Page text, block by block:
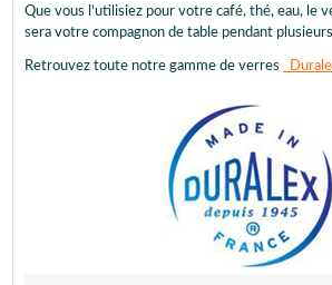
Que vous l'utilisiez pour votre café, thé, eau, le
sera votre compagnon de table pendant
Retrouvez toute notre gamme de verres